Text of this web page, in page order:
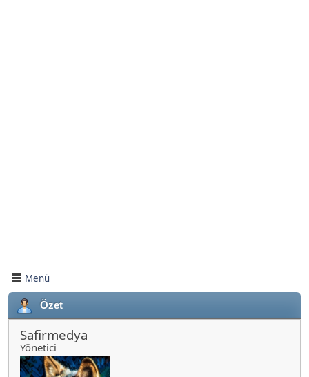
Menü
Özet
Safirmedya
Yönetici